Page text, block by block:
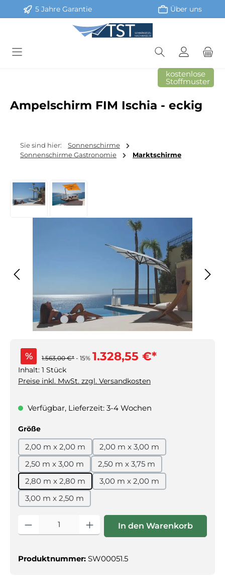
Zum Hauptinhalt springen
5 Jahre Garantie Über uns
kostenlose
Stoffmuster
Ampelschirm FIM Ischia - eckig
Sie sind hier:
Sonnenschirme
Sonnenschirme Gastronomie
Marktschirme
Bildergalerie überspringen
% 1.563,00 €* - 15% 1.328,55 €*
Inhalt: 1 Stück
Preise inkl. MwSt. zzgl. Versandkosten
Verfügbar, Lieferzeit: 3-4 Wochen
Größeauswählen
2,00 m x 2,00 m
2,00 m x 3,00 m
2,50 m x 3,00 m
2,50 m x 3,75 m
2,80 m x 2,80 m
3,00 m x 2,00 m
3,00 m x 2,50 m
Produkt Anzahl: Gib den gewünschten Wert ein oder
In den Warenkorb
Produktnummer: SW00051.5